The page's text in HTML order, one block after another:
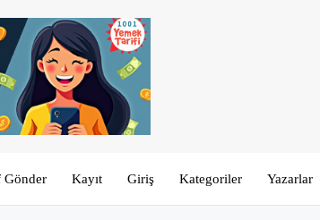
Gönder Kayıt Giriş Kategoriler Yazarlar